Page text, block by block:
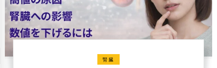
腎臓